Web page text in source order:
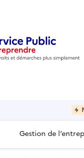
Gestion de